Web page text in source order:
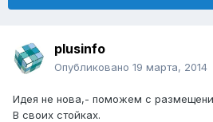
plusinfo
Опубликовано 19 марта, 2014
Идея не нова,- поможем с
В своих стойках.